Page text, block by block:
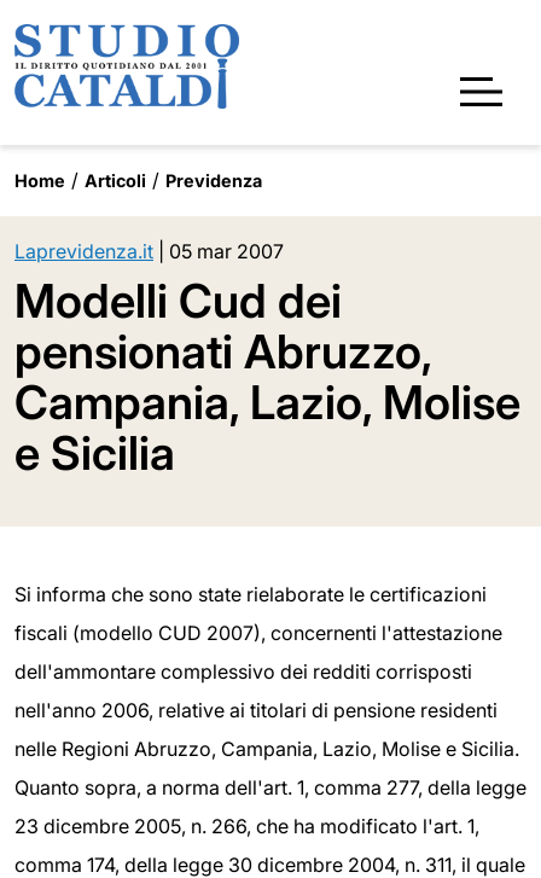
Home Articoli Previdenza
Laprevidenza.it 05 mar 2007
Modelli Cud dei
pensionati Abruzzo,
Campania, Lazio, Molise
e Sicilia
Si informa che sono state rielaborate le certificazioni
fiscali (modello CUD 2007), concernenti l'attestazione
dell'ammontare complessivo dei redditi corrisposti
nell'anno 2006, relative ai titolari di pensione residenti
nelle Regioni Abruzzo, Campania, Lazio, Molise e Sicilia.
Quanto sopra, a norma dell'art. 1, comma 277, della legge
23 dicembre 2005, n. 266, che ha modificato l'art. 1,
comma 174, della legge 30 dicembre 2004, n. 311, il quale